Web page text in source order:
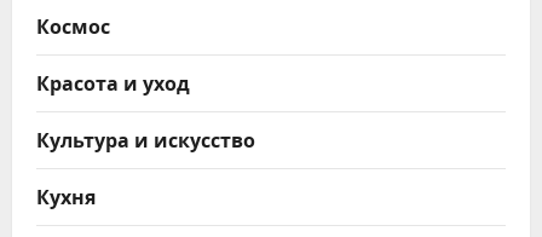
Космос
Красота и уход
Культура и искусство
Кухня